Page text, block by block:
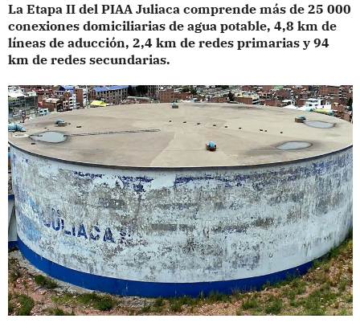
La Etapa II del PIAA Juliaca comprende más de 25 000
conexiones domiciliarias de agua potable, 4,8 km de
líneas de aducción, 2,4 km de redes primarias y 94
km de redes secundarias.